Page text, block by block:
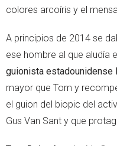
colores arcoíris y el
A principios de 2014 se
ese hombre al que aludía
guionista estadounidense
mayor que Tom y
el guion del biopic del
Gus Van Sant y que